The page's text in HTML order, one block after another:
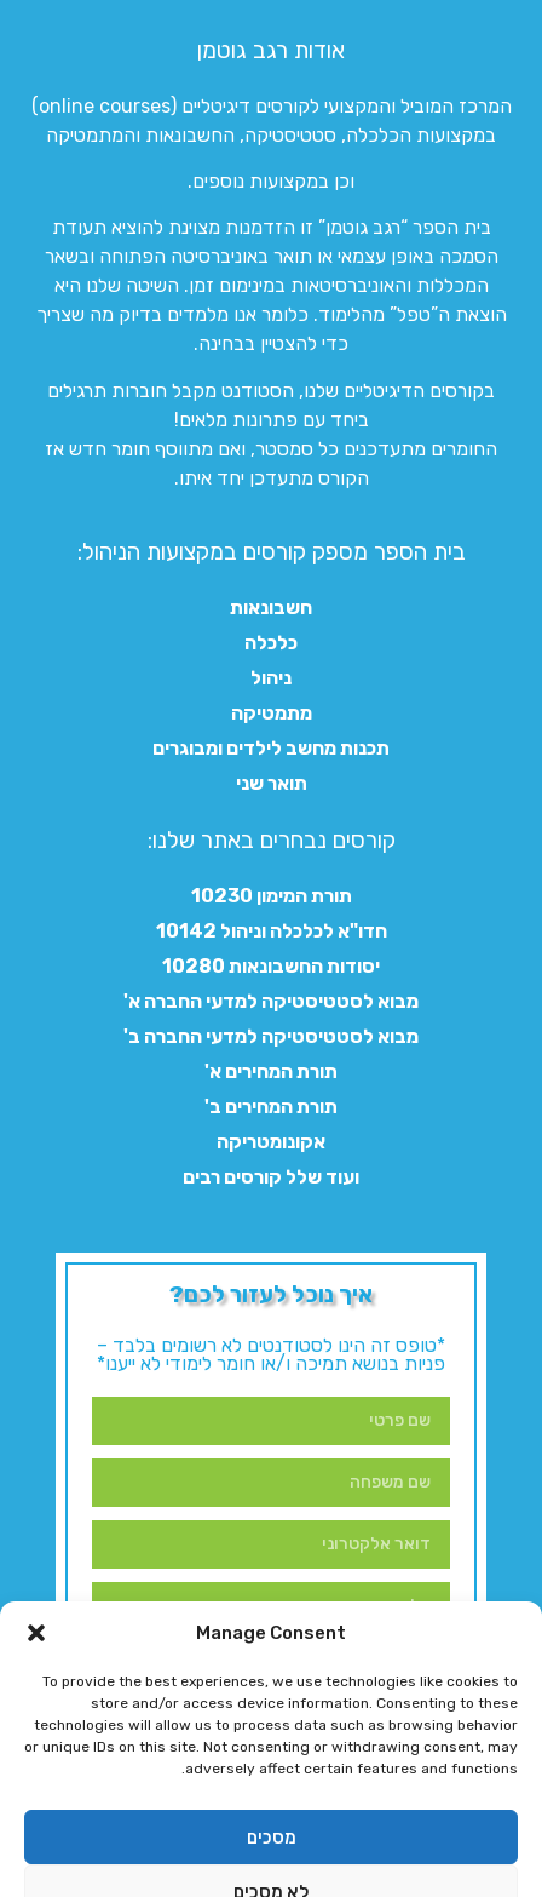
Manage Consent
To provide the best experiences, we use technologies like cookies to
store and/or access device information. Consenting to these
technologies will allow us to process data such as browsing behavior
or unique IDs on this site. Not consenting or withdrawing consent, may
adversely affect certain features and functions.
מסכים
לא מסכים
אודות רגב גוטמן
המרכז המוביל והמקצועי לקורסים דיגיטליים (online courses)
במקצועות הכלכלה, סטטיסטיקה, החשבונאות והמתמטיקה
וכן במקצועות נוספים.
בית הספר “רגב גוטמן” זו הזדמנות מצוינת להוציא תעודת
הסמכה באופן עצמאי או תואר באוניברסיטה הפתוחה ובשאר
המכללות והאוניברסיטאות במינימום זמן. השיטה שלנו היא
הוצאת ה”טפל” מהלימוד. כלומר אנו מלמדים בדיוק מה שצריך
כדי להצטיין בבחינה.
בקורסים הדיגיטליים שלנו, הסטודנט מקבל חוברות תרגילים
ביחד עם פתרונות מלאים!
החומרים מתעדכנים כל סמסטר, ואם מתווסף חומר חדש אז
הקורס מתעדכן יחד איתו.
בית הספר מספק קורסים במקצועות הניהול:
חשבונאות
כלכלה
ניהול
מתמטיקה
תכנות מחשב לילדים ומבוגרים
תואר שני
קורסים נבחרים באתר שלנו:​
תורת המימון 10230
חדו"א לכלכלה וניהול 10142
יסודות החשבונאות 10280
מבוא לסטטיסטיקה למדעי החברה א'
מבוא לסטטיסטיקה למדעי החברה ב'
תורת המחירים א'
תורת המחירים ב'
אקונומטריקה
ועוד שלל קורסים רבים
איך נוכל לעזור לכם?
*טופס זה הינו לסטודנטים לא רשומים בלבד –
פניות בנושא תמיכה ו/או חומר לימודי לא ייענו*